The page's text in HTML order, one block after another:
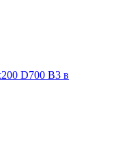
D700 B3 в